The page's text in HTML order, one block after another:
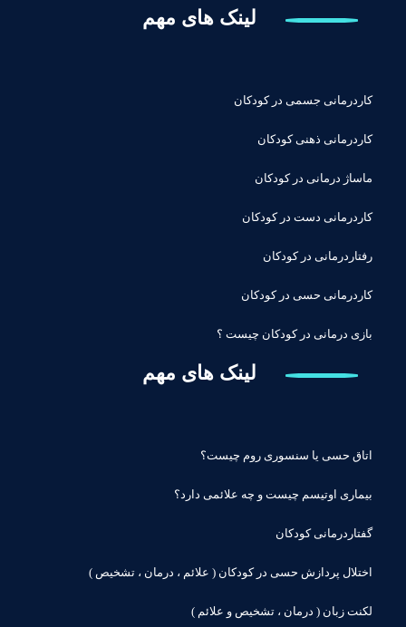
لینک های مهم
کاردرمانی جسمی در کودکان
کاردرمانی ذهنی کودکان
ماساژ درمانی در کودکان
کاردرمانی دست در کودکان
رفتاردرمانی در کودکان
کاردرمانی حسی در کودکان
بازی درمانی در کودکان چیست ؟
لینک های مهم
اتاق حسی یا سنسوری روم چیست؟
بیماری اوتیسم چیست و چه علائمی دارد؟
گفتاردرمانی کودکان
اختلال پردازش حسی در کودکان ( علائم ، درمان ، تشخیص )
لکنت زبان ( درمان ، تشخیص و علائم )